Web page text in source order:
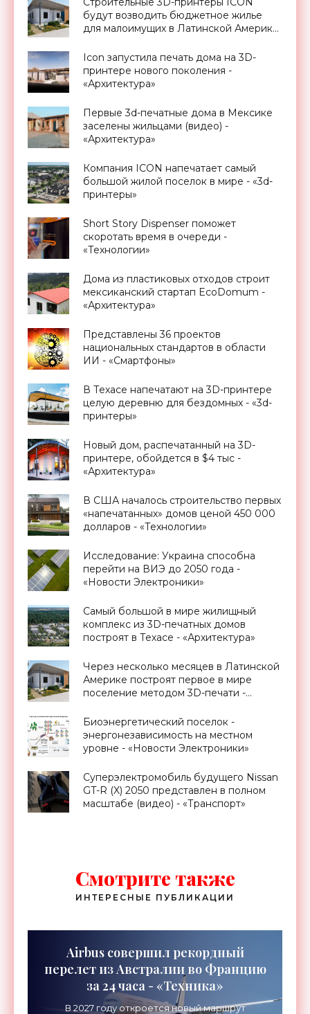
будут возводить бюджетное жилье
для малоимущих в Латинской Америке
Icon запустила печать дома на 3D-
принтере нового поколения -
«Архитектура»
Первые 3d-печатные дома в Мексике
заселены жильцами (видео) -
«Архитектура»
Компания ICON напечатает самый
большой жилой поселок в мире - «3d-
принтеры»
Short Story Dispenser поможет
скоротать время в очереди -
«Технологии»
Дома из пластиковых отходов строит
мексиканский стартап EcoDomum -
«Архитектура»
Представлены 36 проектов
национальных стандартов в области
ИИ - «Смартфоны»
В Техасе напечатают на 3D-принтере
целую деревню для бездомных - «3d-
принтеры»
Новый дом, распечатанный на 3D-
принтере, обойдется в $4 тыс -
«Архитектура»
В США началось строительство первых
«напечатанных» домов ценой 450 000
долларов - «Технологии»
Исследование: Украина способна
перейти на ВИЭ до 2050 года -
«Новости Электроники»
Самый большой в мире жилищный
комплекс из 3D-печатных домов
построят в Техасе - «Архитектура»
Через несколько месяцев в Латинской
Америке построят первое в мире
поселение методом 3D-печати -
Биоэнергетический поселок -
энергонезависимость на местном
уровне - «Новости Электроники»
Суперэлектромобиль будущего Nissan
GT-R (X) 2050 представлен в полном
масштабе (видео) - «Транспорт»
Смотрите также
ИНТЕРЕСНЫЕ ПУБЛИКАЦИИ
Airbus совершил рекордный
перелет из Австралии во Францию
за 24 часа - «Техника»
В 2027 году откроется новый маршрут